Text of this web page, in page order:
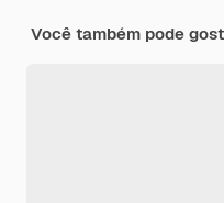
Você também pode